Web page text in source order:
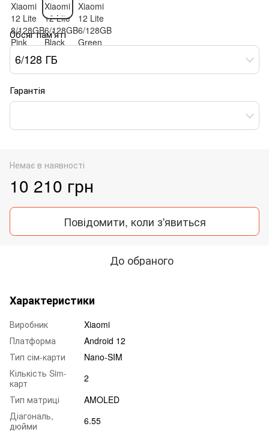
Обсяг пам'яті
6/128 ГБ
Гарантія
Немає в наявності
10 210 грн
Повідомити, коли з'явиться
До обраного
Характеристики
Виробник
Xiaomi
Платформа
Android 12
Тип сім-карти
Nano-SIM
Кількість Sim-
карт
2
Тип матриці
AMOLED
Діагональ,
дюйми
6.55